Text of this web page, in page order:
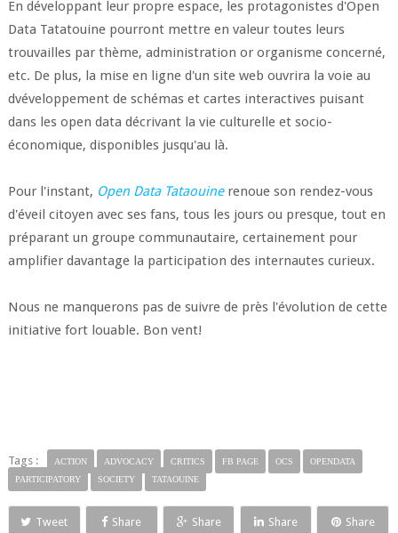
En développant leur propre espace, les protagonistes d'Open
Data Tatatouine pourront mettre en valeur toutes leurs
trouvailles par thème, administration or organisme concerné,
etc. De plus, la mise en ligne d'un site web ouvrira la voie au
dvéveloppement de schémas et cartes interactives puisant
dans les open data décrivant la vie culturelle et socio-
économique, disponibles jusqu'au là.
Pour l'instant, Open Data Tataouinerenoue son rendez-vous
d'éveil citoyen avec ses fans, tous les jours ou presque, tout en
préparant un groupe communautaire, certainement pour
amplifier davantage la participation des internautes curieux.
Nous ne manquerons pas de suivre de près l'évolution de cette
initiative fort louable. Bon vent!
Tags : ACTION ADVOCACY CRITICS FB PAGE OCS
OPENDATA
PARTICIPATORY
SOCIETY TATAOUINE
Tweet Share Share Share Share